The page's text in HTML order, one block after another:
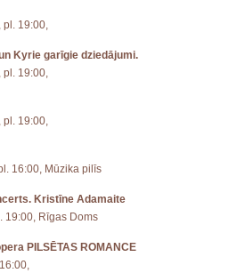
pl. 19:00,
Kyrie garīgie dziedājumi.
pl. 19:00,
pl. 19:00,
16:00, Mūzika pilīs
Kristīne Adamaite
19:00, Rīgas Doms
PILSĒTAS ROMANCE